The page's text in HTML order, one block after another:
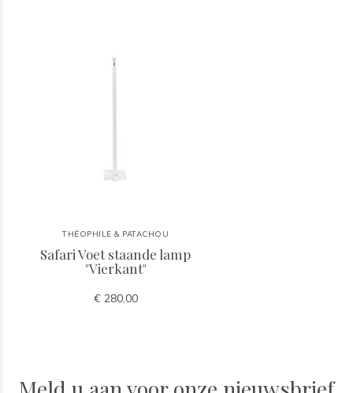
THÉOPHILE & PATACHOU
Safari Voet staande lamp
"Vierkant"
€ 280,00